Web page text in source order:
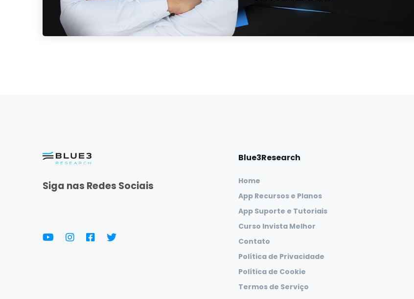
Siga nas Redes Sociais
Blue3Research
Home
App Recursos e Planos
App Suporte e Tutoriais
Curso Invista Melhor
Contato
Política de Privacidade
Política de Cookie
Termos de Serviço